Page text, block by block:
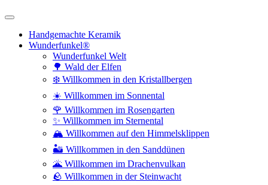
Handgemachte Keramik
Wunderfunkel®
Wunderfunkel Welt
🌳 Wald der Elfen
❄️ Willkommen in den Kristallbergen
☀️ Willkommen im Sonnental
🌹 Willkommen im Rosengarten
✨ Willkommen im Sternental
🏔️ Willkommen auf den Himmelsklippen
🏜️ Willkommen in den Sanddünen
🌋 Willkommen im Drachenvulkan
🪨 Willkommen in der Steinwacht